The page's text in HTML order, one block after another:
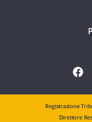
Registrazione
Direttore